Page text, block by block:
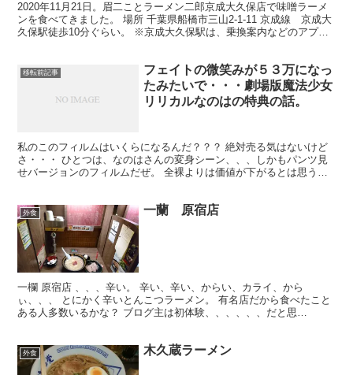
2020年11月21日。眉二ことラーメン二郎京成大久保店で味噌ラーメ
ンを食べてきました。 場所 千葉県船橋市三山2-1-11 京成線 京成大
久保駅徒歩10分ぐらい。 ※京成大久保駅は、乗換案内などのアプリ
移転前記事
フェイトの微笑みが５３万になっ
たみたいで・・・劇場版魔法少女
リリカルなのはの特典の話。
私のこのフィルムはいくらになるんだ？？？ 絶対売る気はないけど
さ・・・ ひとつは、なのはさんの変身シーン、、、しかもパンツ見
せバージョンのフィルムだぜ。 全裸よりは価値が下がるとは思うけ
外食 一蘭 原宿店
一欄 原宿店 、、、辛い。 辛い、辛い、からい、カライ、から
ぃ、、、 とにかく辛いとんこつラーメン。 有名店だから食べたこと
ある人多数いるかな？ ブログ主は初体験、、、、、、だと思
外食 木久蔵ラーメン